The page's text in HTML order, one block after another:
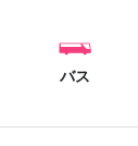
バス